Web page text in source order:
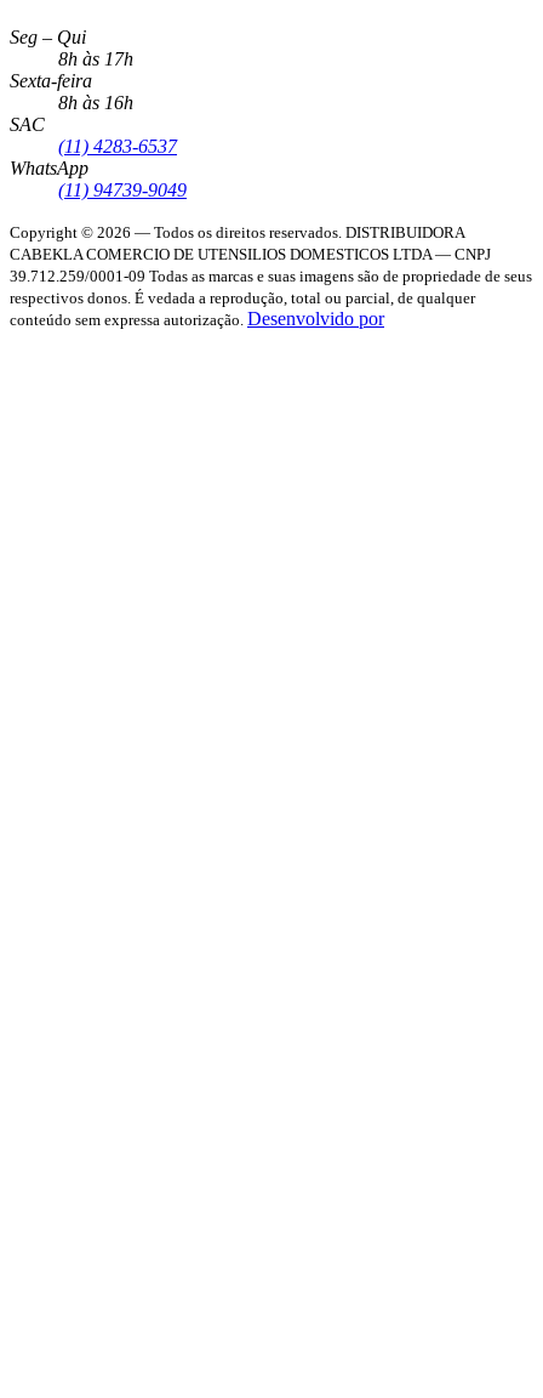
Seg – Qui
8h às 17h
Sexta-feira
8h às 16h
SAC
(11) 4283-6537
WhatsApp
(11) 94739-9049
Copyright © 2026 — Todos os direitos reservados. DISTRIBUIDORA
CABEKLA COMERCIO DE UTENSILIOS DOMESTICOS LTDA — CNPJ
39.712.259/0001-09 Todas as marcas e suas imagens são de propriedade de seus
respectivos donos. É vedada a reprodução, total ou parcial, de qualquer
conteúdo sem expressa autorização. Desenvolvido por